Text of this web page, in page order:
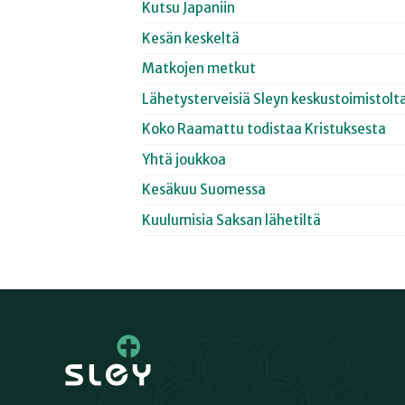
Kutsu Japaniin
Kesän keskeltä
Matkojen metkut
Lähetysterveisiä Sleyn
Koko Raamattu todistaa Kristuksesta
Yhtä joukkoa
Kesäkuu Suomessa
Kuulumisia Saksan lähetiltä